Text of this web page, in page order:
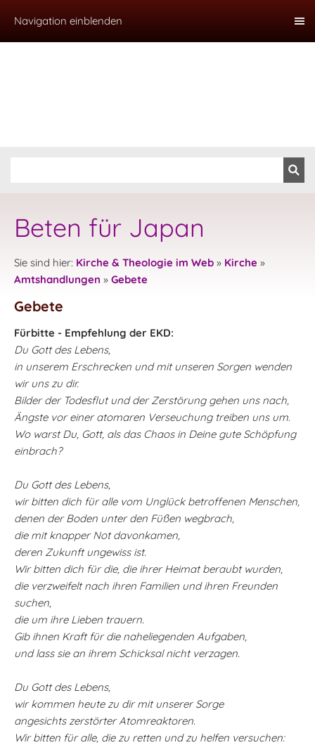
Navigation einblenden
Beten für Japan
Sie sind hier: Kirche & Theologie im Web » Kirche »
Amtshandlungen » Gebete
Gebete
Fürbitte - Empfehlung der EKD:
Du Gott des Lebens,
in unserem Erschrecken und mit unseren Sorgen wenden
wir uns zu dir.
Bilder der Todesflut und der Zerstörung gehen uns nach,
Ängste vor einer atomaren Verseuchung treiben uns um.
Wo warst Du, Gott, als das Chaos in Deine gute Schöpfung
einbrach?
Du Gott des Lebens,
wir bitten dich für alle vom Unglück betroffenen Menschen,
denen der Boden unter den Füßen wegbrach,
die mit knapper Not davonkamen,
deren Zukunft ungewiss ist.
Wir bitten dich für die, die ihrer Heimat beraubt wurden,
die verzweifelt nach ihren Familien und ihren Freunden
suchen,
die um ihre Lieben trauern.
Gib ihnen Kraft für die naheliegenden Aufgaben,
und lass sie an ihrem Schicksal nicht verzagen.
Du Gott des Lebens,
wir kommen heute zu dir mit unserer Sorge
angesichts zerstörter Atomreaktoren.
Wir bitten für alle, die zu retten und zu helfen versuchen: